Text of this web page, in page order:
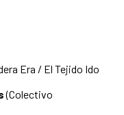
Era / El Tejido Ido
(Colectivo